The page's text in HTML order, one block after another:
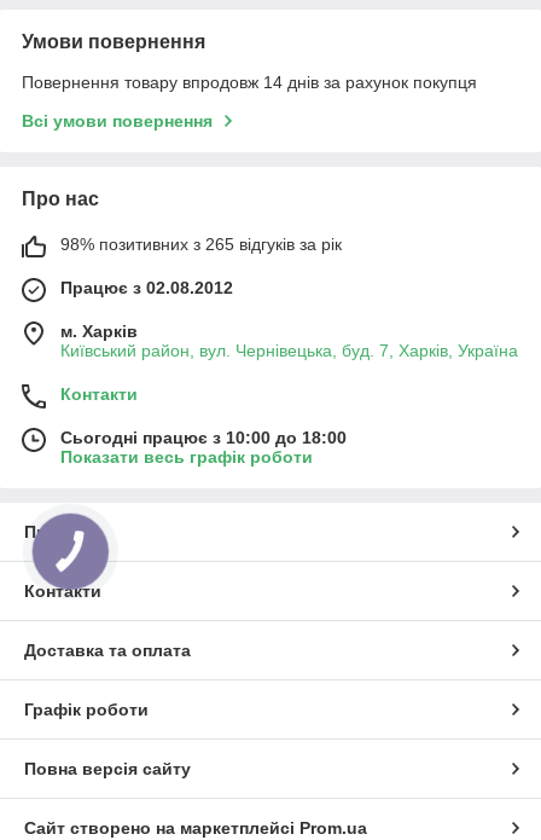
Умови повернення
Повернення товару впродовж 14 днів за рахунок покупця
Всі умови повернення
Про нас
98% позитивних з 265 відгуків за рік
Працює з 02.08.2012
м. Харків
Київський район, вул. Чернівецька, буд. 7, Харків, Україна
Контакти
Сьогодні працює з 10:00 до 18:00
Показати весь графік роботи
Про нас
Контакти
Доставка та оплата
Графік роботи
Повна версія сайту
Сайт створено на маркетплейсі Prom.ua
КНОПКА
ЗВ'ЯЗКУ